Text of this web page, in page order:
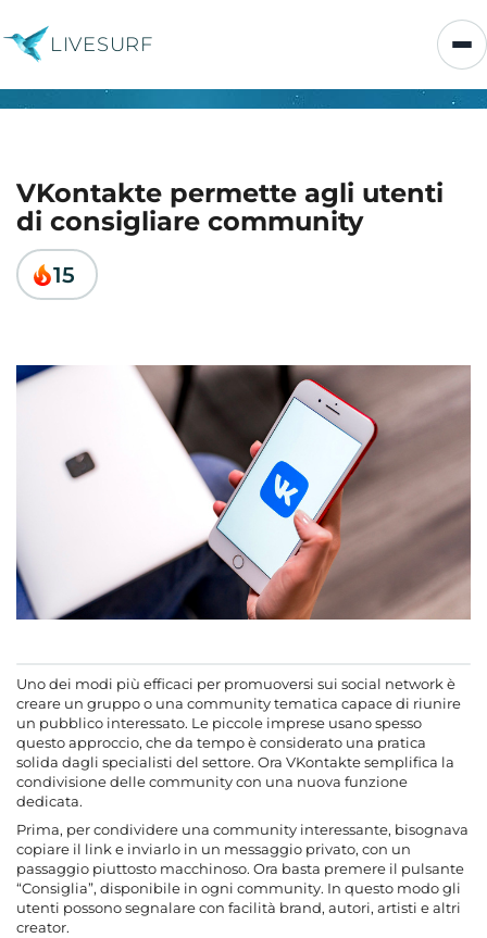
LIVESURF
VKontakte permette agli utenti
di consigliare community
15
Uno dei modi più efficaci per promuoversi sui social network è
creare un gruppo o una community tematica capace di riunire
un pubblico interessato. Le piccole imprese usano spesso
questo approccio, che da tempo è considerato una pratica
solida dagli specialisti del settore. Ora VKontakte semplifica la
condivisione delle community con una nuova funzione
dedicata.
Prima, per condividere una community interessante, bisognava
copiare il link e inviarlo in un messaggio privato, con un
passaggio piuttosto macchinoso. Ora basta premere il pulsante
“Consiglia”, disponibile in ogni community. In questo modo gli
utenti possono segnalare con facilità brand, autori, artisti e altri
creator.